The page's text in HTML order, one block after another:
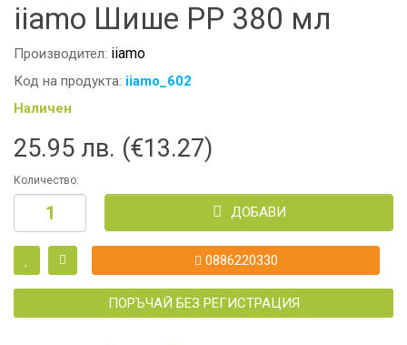
iiamo Шише РР 380 мл
Производител: iiamo
Код на продукта: iiamo_602
Наличен
25.95 лв. (€13.27)
Количество:
ДОБАВИ
0886220330
ПОРЪЧАЙ БЕЗ РЕГИСТРАЦИЯ